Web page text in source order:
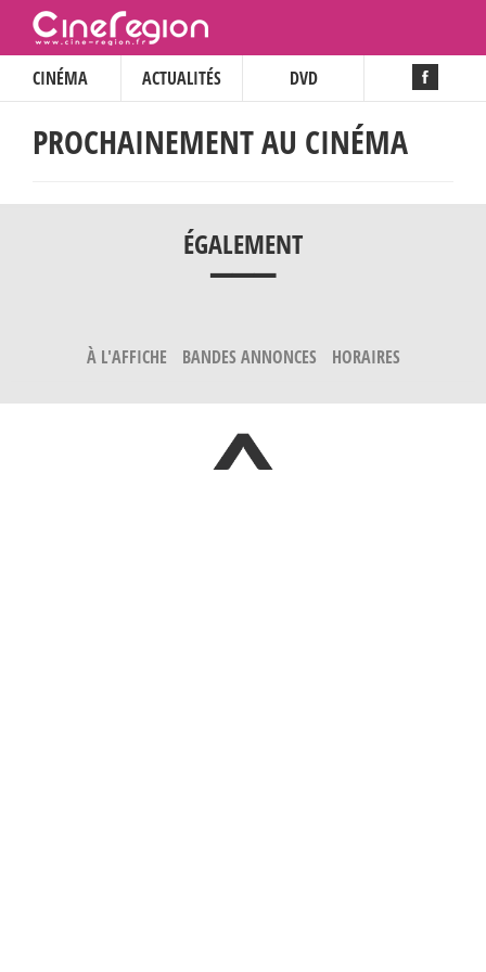
CINÉMA ACTUALITÉS DVD
PROCHAINEMENT AU CINÉMA
ÉGALEMENT
___
À L'AFFICHE BANDES ANNONCES HORAIRES